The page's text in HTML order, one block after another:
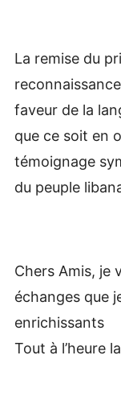
La remise du
faveur de la
que ce soit en
témoignage
du peuple
Chers Amis, je
échanges que
enrichissants
Tout à l’heure